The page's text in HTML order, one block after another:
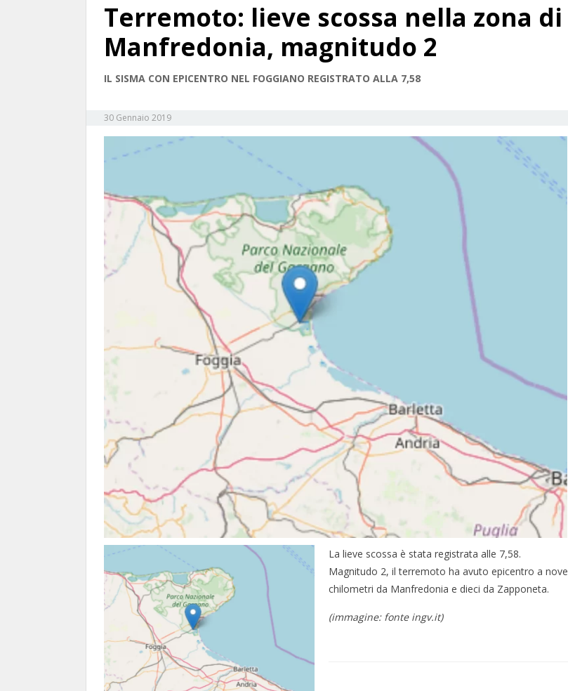
Terremoto: lieve scossa nella zona di
Manfredonia, magnitudo 2
IL SISMA CON EPICENTRO NEL FOGGIANO REGISTRATO ALLA 7,58
30 Gennaio 2019
La lieve scossa è stata registrata alle 7,58.
Magnitudo 2, il terremoto ha avuto epicentro a nove
chilometri da Manfredonia e dieci da Zapponeta.
(immagine: fonte ingv.it)